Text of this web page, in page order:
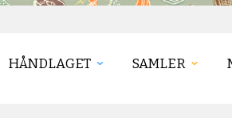
HÅNDLAGET SAMLER